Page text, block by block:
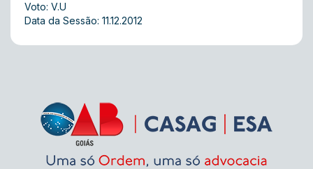
Voto: V.U
Data da Sessão: 11.12.2012